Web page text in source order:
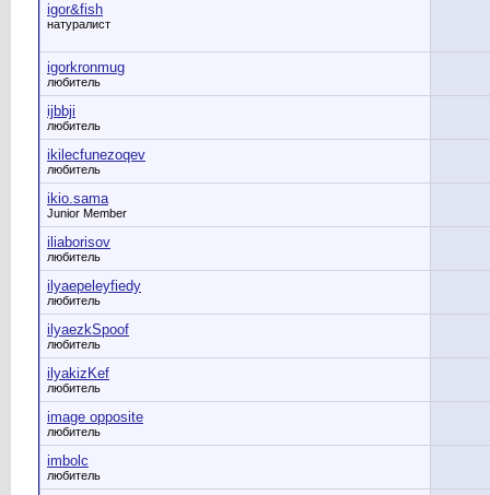
igor&fish
натуралист
igorkronmug
любитель
ijbbji
любитель
ikilecfunezoqev
любитель
ikio.sama
Junior Member
iliaborisov
любитель
ilyaepeleyfiedy
любитель
ilyaezkSpoof
любитель
ilyakizKef
любитель
image opposite
любитель
imbolc
любитель